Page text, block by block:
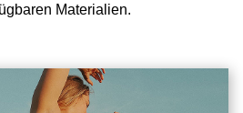
Materialien.